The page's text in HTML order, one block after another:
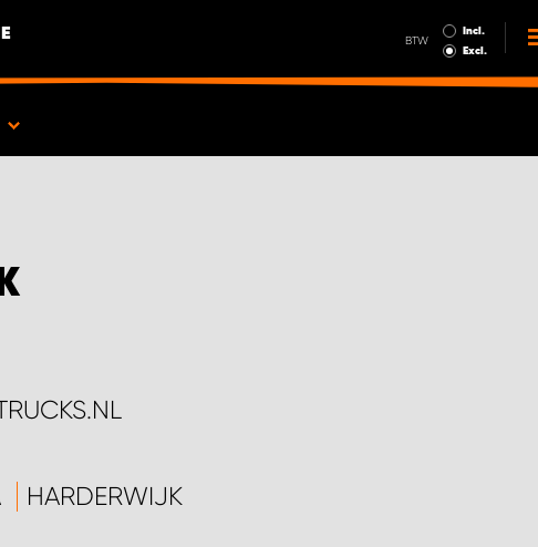
BTW
Incl.
Excl.
HARDERWIJK